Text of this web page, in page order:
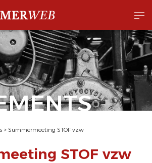
> Summermeeting STOF vzw
STOF vzw